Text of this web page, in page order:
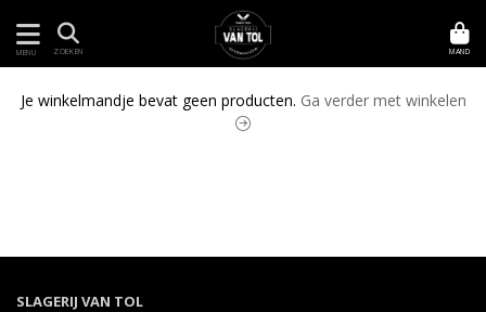
MENU ZOEKEN MAND
Je winkelmandje bevat geen producten. Ga verder met winkelen
SLAGERIJ VAN TOL